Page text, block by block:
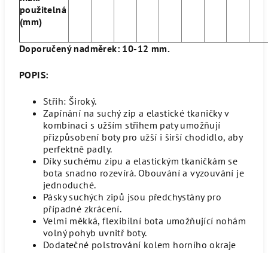
použitelná
(mm)
Doporučený nadměrek: 10-12 mm.
POPIS:
Střih: Široký.
Zapínání na suchý zip a elastické tkaničky v
kombinaci s užším střihem paty umožňují
přizpůsobení boty pro užší i širší chodidlo, aby
perfektně padly.
Díky suchému zipu a elastickým tkaničkám se
bota snadno rozevírá. Obouvání a vyzouvání je
jednoduché.
Pásky suchých zipů jsou předchystány pro
případné zkrácení.
Velmi měkká, flexibilní bota umožňující nohám
volný pohyb uvnitř boty.
Dodatečné polstrování kolem horního okraje